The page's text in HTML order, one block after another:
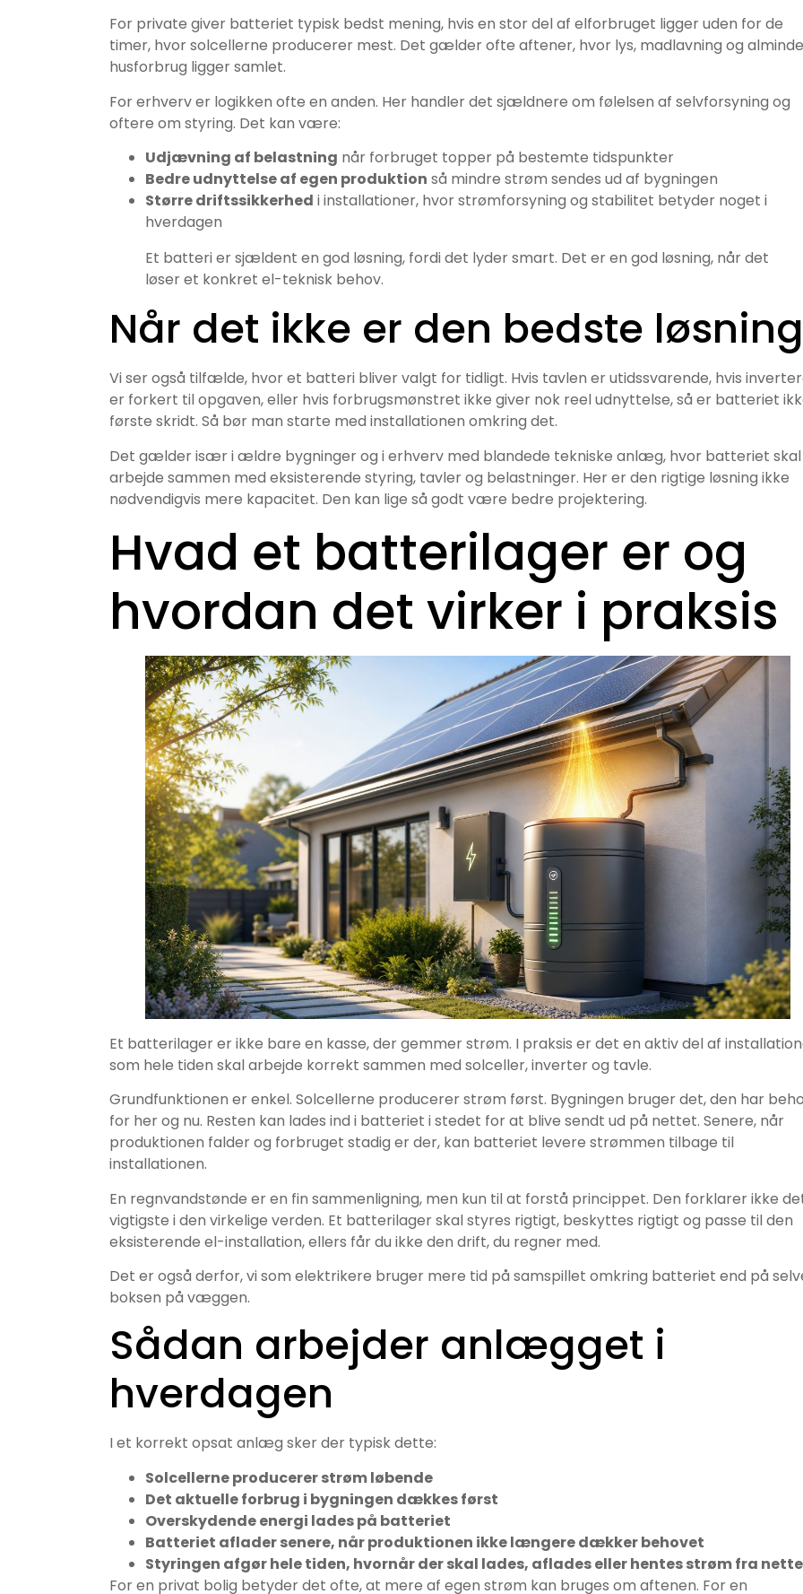
For private giver batteriet typisk bedst mening, hvis en stor del af elforbruget ligger uden for de
timer, hvor solcellerne producerer mest. Det gælder ofte aftener, hvor lys, madlavning og
husforbrug ligger samlet.
For erhverv er logikken ofte en anden. Her handler det sjældnere om følelsen af selvforsyning og
oftere om styring. Det kan være:
Udjævning af belastning når forbruget topper på bestemte tidspunkter
Bedre udnyttelse af egen produktion så mindre strøm sendes ud af bygningen
Større driftssikkerhed i installationer, hvor strømforsyning og stabilitet betyder noget i
hverdagen
Et batteri er sjældent en god løsning, fordi det lyder smart. Det er en god løsning, når det
løser et konkret el-teknisk behov.
Når det ikke er den bedste løsning
Vi ser også tilfælde, hvor et batteri bliver valgt for tidligt. Hvis tavlen er utidssvarende, hvis
er forkert til opgaven, eller hvis forbrugsmønstret ikke giver nok reel udnyttelse, så er batteriet
første skridt. Så bør man starte med installationen omkring det.
Det gælder især i ældre bygninger og i erhverv med blandede tekniske anlæg, hvor batteriet skal
arbejde sammen med eksisterende styring, tavler og belastninger. Her er den rigtige løsning ikke
nødvendigvis mere kapacitet. Den kan lige så godt være bedre projektering.
Hvad et batterilager er og
hvordan det virker i praksis
Et batterilager er ikke bare en kasse, der gemmer strøm. I praksis er det en aktiv del af
som hele tiden skal arbejde korrekt sammen med solceller, inverter og tavle.
Grundfunktionen er enkel. Solcellerne producerer strøm først. Bygningen bruger det, den har
for her og nu. Resten kan lades ind i batteriet i stedet for at blive sendt ud på nettet. Senere, når
produktionen falder og forbruget stadig er der, kan batteriet levere strømmen tilbage til
installationen.
En regnvandstønde er en fin sammenligning, men kun til at forstå princippet. Den forklarer ikke
vigtigste i den virkelige verden. Et batterilager skal styres rigtigt, beskyttes rigtigt og passe til den
eksisterende el-installation, ellers får du ikke den drift, du regner med.
Det er også derfor, vi som elektrikere bruger mere tid på samspillet omkring batteriet end på
boksen på væggen.
Sådan arbejder anlægget i
hverdagen
I et korrekt opsat anlæg sker der typisk dette:
Solcellerne producerer strøm løbende
Det aktuelle forbrug i bygningen dækkes først
Overskydende energi lades på batteriet
Batteriet aflader senere, når produktionen ikke længere dækker behovet
Styringen afgør hele tiden, hvornår der skal lades, aflades eller hentes strøm fra
For en privat bolig betyder det ofte, at mere af egen strøm kan bruges om aftenen. For en